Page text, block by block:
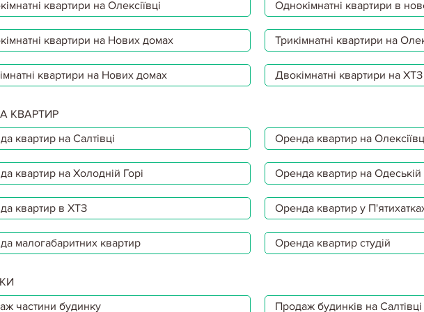
АРЕНДА ЖИЛЬЯ С ПРАВОМ ВЫКУПА ПОД
социальную программу…
жилья с правом выкупа»…
квартири на Олексіївці Однокімнатні квартири в
квартири на Нових домах Трикімнатні квартири на
квартири на Нових домах Двокімнатні квартири на ХТЗ
КВАРТИР
квартир на Салтівці
Оренда квартир на
квартир на Холодній Горі Оренда квартир на Одеській
квартир в ХТЗ Оренда квартир у
малогабаритних квартир Оренда квартир студій
частини будинку
Продаж будинків на Салтівці